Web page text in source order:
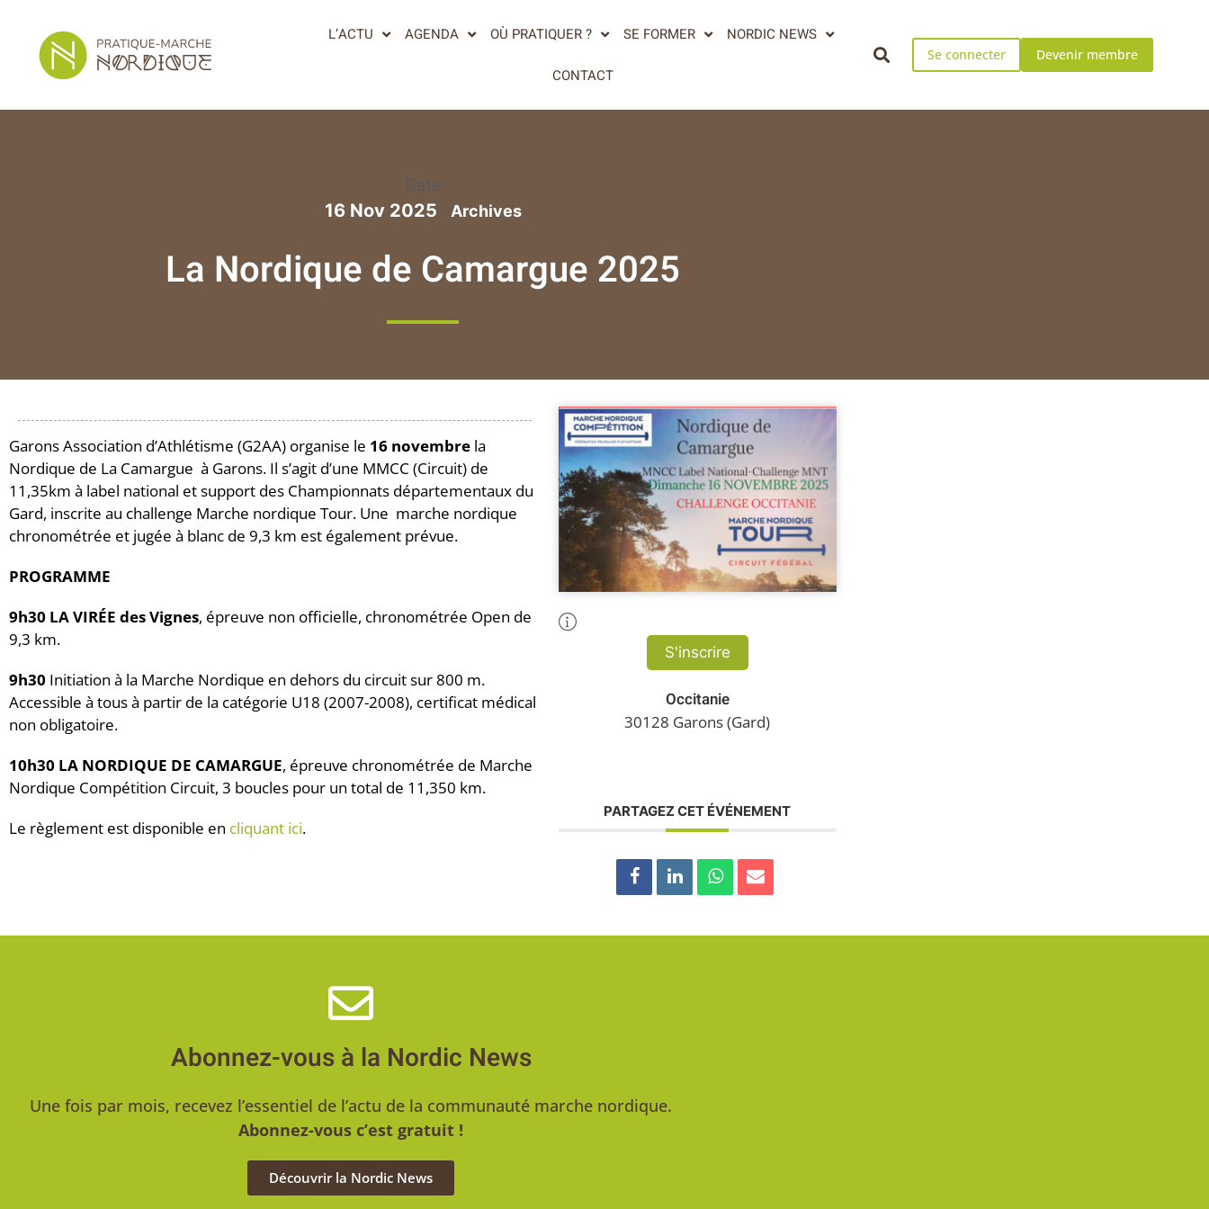
L’ACTU AGENDA OÙ PRATIQUER ? SE FORMER NORDIC NEWS
CONTACT
Se connecter Devenir membre
Date
16 Nov 2025
La Nordique de Camargue 2025
Garons Association d’Athlétisme (G2AA) organise le 16 novembre la
Nordique de La Camargue à Garons. Il s’agit d’une MMCC (Circuit) de
11,35km à label national et support des Championnats départementaux du
Gard, inscrite au challenge Marche nordique Tour. Une marche nordique
chronométrée et jugée à blanc de 9,3 km est également prévue.
PROGRAMME
9h30 LA VIRÉE des Vignes, épreuve non officielle, chronométrée Open de
9,3 km.
9h30 Initiation à la Marche Nordique en dehors du circuit sur 800 m.
Accessible à tous à partir de la catégorie U18 (2007-2008), certificat médical
non obligatoire.
10h30 LA NORDIQUE DE CAMARGUE, épreuve chronométrée de Marche
Nordique Compétition Circuit, 3 boucles pour un total de 11,350 km.
Le règlement est disponible en cliquant ici.
S'inscrire
Occitanie
30128 Garons (Gard)
PARTAGEZ CET ÉVÉNEMENT
Abonnez-vous à la Nordic News
Une fois par mois, recevez l’essentiel de l’actu de la communauté marche nordique.
Abonnez-vous c’est gratuit !
Découvrir la Nordic News